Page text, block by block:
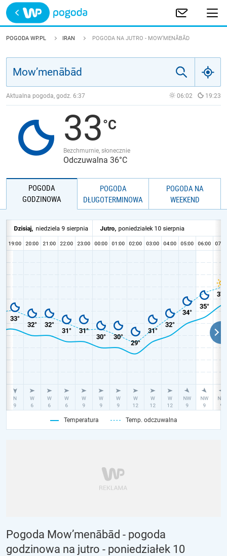
Trwa ładowanie
POLSKA
JAKOŚĆ POWIETRZA
POGODA WP.PL IRAN POGODA NA JUTRO - MOW’MENĀBĀD
Aktualna pogoda, godz. 6:37 06:02 19:23
33
Bezchmurnie, słonecznie
Odczuwalna 36°C
POGODA
GODZINOWA
POGODA
DŁUGOTERMINOWA
POGODA NA
WEEKEND
Temperatura Temp. odczuwalna
Pogoda Mow’menābād - pogoda
godzinowa na jutro - poniedziałek 10